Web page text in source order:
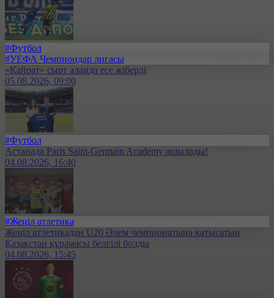
#Футбол
#УЕФА Чемпиондар лигасы
«Қайрат» сырт алаңда есе жіберді
05.08.2026, 09:00
#Футбол
Астанада Paris Saint-Germain Academy ашылады!
04.08.2026, 16:40
#Жеңіл атлетика
Жеңіл атлетикадан U20 Әлем чемпионатына қатысатын
Қазақстан құрамасы белгілі болды
04.08.2026, 15:45